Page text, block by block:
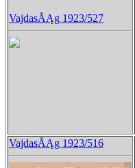
VajdasĂĄg 1923/527
VajdasĂĄg 1923/516